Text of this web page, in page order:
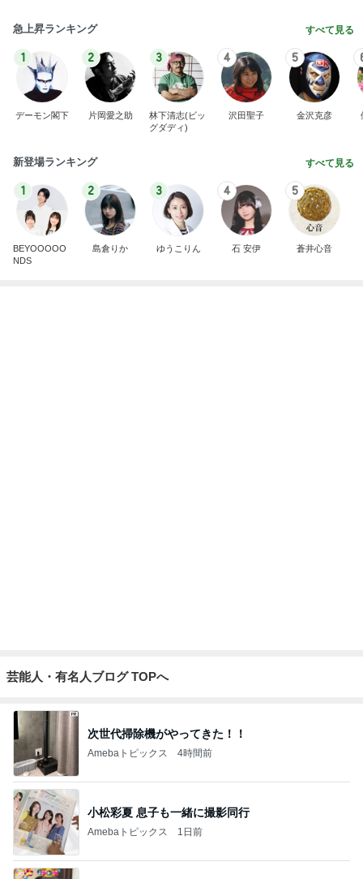
急上昇ランキング すべて見る
1
デーモン閣下
2
片岡愛之助
3
林下清志(ビッ
グダディ)
4
沢田聖子
5
金沢克彦
新登場ランキング すべて見る
1
BEYOOOOO
NDS
2
島倉りか
3
ゆうこりん
4
石 安伊
5
蒼井心音
2つの厚底サンダルの明確な違い